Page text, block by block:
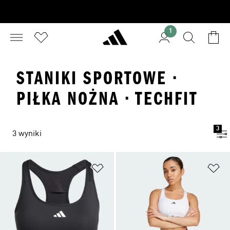
1
STANIKI SPORTOWE ·
PIŁKA NOŻNA · TECHFIT
3 wyniki
3
Dodaj do listy życzeń